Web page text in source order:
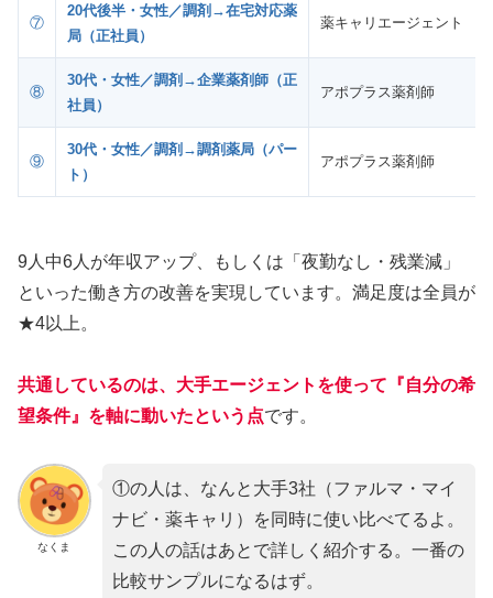
⑦
20代後半・女性／調剤→在宅対応薬
局（正社員）
薬キャリエージェント
⑧
30代・女性／調剤→企業薬剤師（正
社員）
アポプラス薬剤師
⑨
30代・女性／調剤→調剤薬局（パー
ト）
アポプラス薬剤師
9人中6人が年収アップ、もしくは「夜勤なし・残業減」
といった働き方の改善を実現しています。満足度は全員が
★4以上。
共通しているのは、大手エージェントを使って『自分の希
望条件』を軸に動いたという点です。
なくま
①の人は、なんと大手3社（ファルマ・マイ
ナビ・薬キャリ）を同時に使い比べてるよ。
この人の話はあとで詳しく紹介する。一番の
比較サンプルになるはず。